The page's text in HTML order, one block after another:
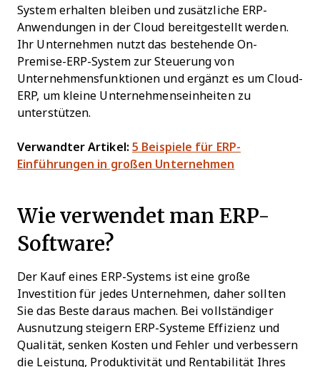
System erhalten bleiben und zusätzliche ERP-
Anwendungen in der Cloud bereitgestellt werden.
Ihr Unternehmen nutzt das bestehende On-
Premise-ERP-System zur Steuerung von
Unternehmensfunktionen und ergänzt es um Cloud-
ERP, um kleine Unternehmenseinheiten zu
unterstützen.
Verwandter Artikel: 5 Beispiele für ERP-
Einführungen in großen Unternehmen
Wie verwendet man ERP-
Software?
Der Kauf eines ERP-Systems ist eine große
Investition für jedes Unternehmen, daher sollten
Sie das Beste daraus machen. Bei vollständiger
Ausnutzung steigern ERP-Systeme Effizienz und
Qualität, senken Kosten und Fehler und verbessern
die Leistung, Produktivität und Rentabilität Ihres